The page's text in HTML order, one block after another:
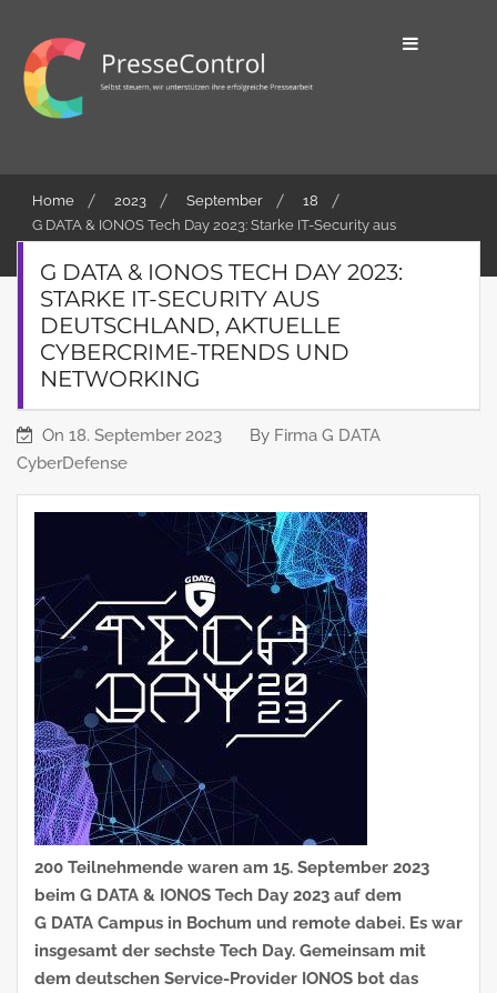
content
PresseControl
erfolgreiche Pressearbeit
Home 2023 September
18
G DATA & IONOS Tech Day 2023: Starke IT-Security aus
G DATA & IONOS TECH DAY 2023:
STARKE IT-SECURITY AUS
DEUTSCHLAND, AKTUELLE
CYBERCRIME-TRENDS UND
NETWORKING
On 18. September 2023 By Firma G DATA
CyberDefense
200 Teilnehmende waren am 15. September 2023
beim G DATA & IONOS Tech Day 2023 auf dem
G DATA Campus in Bochum und remote dabei. Es war
insgesamt der sechste Tech Day. Gemeinsam mit
dem deutschen Service-Provider IONOS bot das